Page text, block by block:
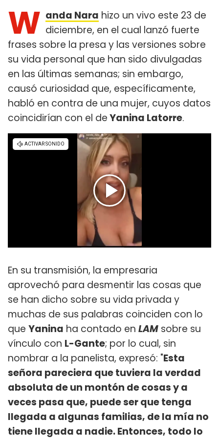
W anda Nara hizo un vivo este 23 de
diciembre, en el cual lanzó fuerte
frases sobre la presa y las versiones sobre
su vida personal que han sido divulgadas
en las últimas semanas; sin embargo,
causó curiosidad que, específicamente,
habló en contra de una mujer, cuyos datos
coincidirían con el deYanina Latorre.
En su transmisión, la empresaria
aprovechó para desmentir las cosas que
se han dicho sobre su vida privada y
muchas de sus palabras coinciden con lo
que Yanina ha contado en LAM sobre su
vínculo con L-Gante; por lo cual, sin
nombrar a la panelista, expresó: "Esta
señora pareciera que tuviera la verdad
absoluta de un montón de cosas y a
veces pasa que, puede ser que tenga
llegada a algunas familias, de la mía no
tiene llegada a nadie. Entonces, todo lo